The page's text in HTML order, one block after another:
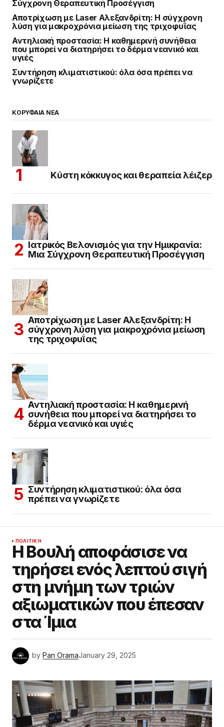
Σύγχρονη Θεραπευτική Προσέγγιση
Αποτρίχωση με Laser Αλεξανδρίτη: Η σύγχρονη
λύση για μακροχρόνια μείωση της τριχοφυΐας
Αντηλιακή προστασία: Η καθημερινή συνήθεια
που μπορεί να διατηρήσει το δέρμα νεανικό και
υγιές
Συντήρηση κλιματιστικού: όλα όσα πρέπει να
γνωρίζετε
ΚΟΡΥΦΑΙΑ ΝΕΑ
Κύστη κόκκυγος και θεραπεία λέιζερ
Ιατρικός Βελονισμός για την Ημικρανία:
Μια Σύγχρονη Θεραπευτική Προσέγγιση
Αποτρίχωση με Laser Αλεξανδρίτη: Η
σύγχρονη λύση για μακροχρόνια μείωση
της τριχοφυΐας
Αντηλιακή προστασία: Η καθημερινή
συνήθεια που μπορεί να διατηρήσει το
δέρμα νεανικό και υγιές
Συντήρηση κλιματιστικού: όλα όσα
πρέπει να γνωρίζετε
ΠΟΛΙΤΙΚΉ
Η Βουλή αποφάσισε να
τηρήσει ενός λεπτού σιγή
στη μνήμη των τριών
αξιωματικών που έπεσαν
στα Ίμια
by Pan OramaJanuary 29, 2025